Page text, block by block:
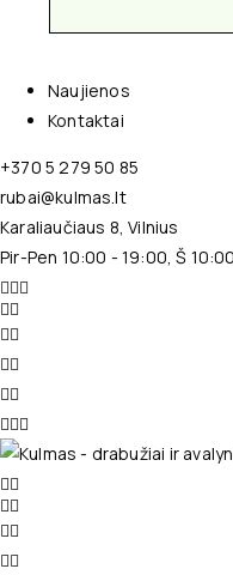
Naujienos
Kontaktai
+370 5 279 50 85
rubai@kulmas.lt
Karaliaučiaus 8, Vilnius
Pir-Pen 10:00 - 19:00, Š